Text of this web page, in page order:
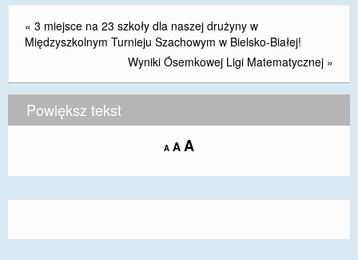
POLITYKA PRYWATNOŚCI
EGZAMIN ÓSMOKLASISTY
STANDARDY OCHRONY MAŁOLETNICH
KSZTAŁCENIA OGÓLNEGO NA TERENIE MIASTA
« 3 miejsce na 23 szkoły dla naszej drużyny w
Międzyszkolnym Turnieju Szachowym w Bielsko-Białej!
Wyniki Ósemkowej Ligi Matematycznej »
Powiększ tekst
A Decrease
size.
A Reset
size.
AIncrease
size.